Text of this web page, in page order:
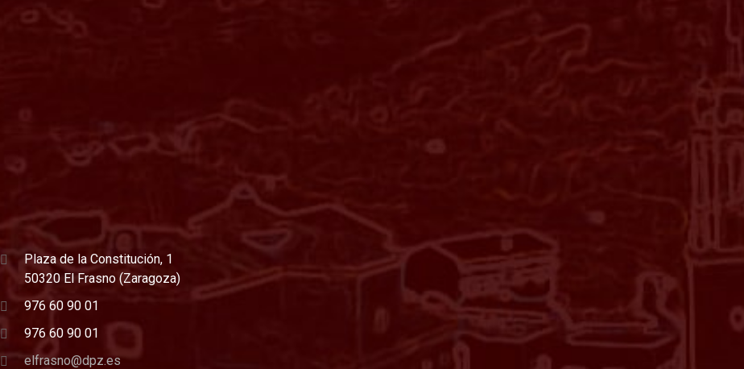
Plaza de la Constitución, 1
50320 El Frasno (Zaragoza)
976 60 90 01
976 60 90 01
elfrasno@dpz.es